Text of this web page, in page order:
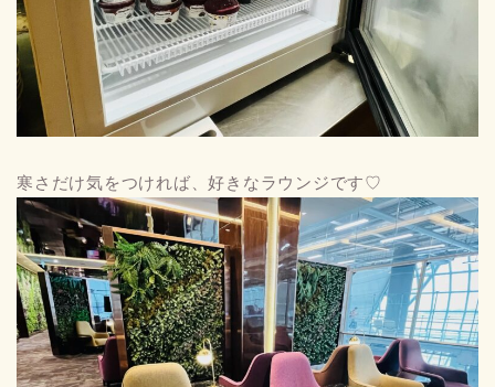
寒さだけ気をつければ、好きなラウンジです♡